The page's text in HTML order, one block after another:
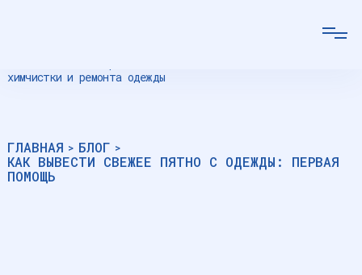
химчистки и ремонта одежды
ГЛАВНАЯ > БЛОГ >
КАК ВЫВЕСТИ СВЕЖЕЕ ПЯТНО С ОДЕЖДЫ: ПЕРВАЯ
ПОМОЩЬ